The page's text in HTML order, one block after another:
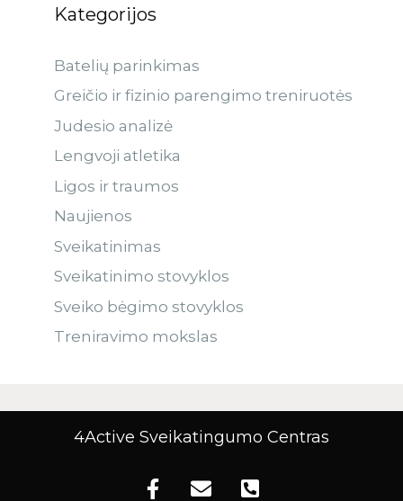
Kategorijos
Batelių parinkimas
Greičio ir fizinio parengimo treniruotės
Judesio analizė
Lengvoji atletika
Ligos ir traumos
Naujienos
Sveikatinimas
Sveikatinimo stovyklos
Sveiko bėgimo stovyklos
Treniravimo mokslas
4Active Sveikatingumo Centras